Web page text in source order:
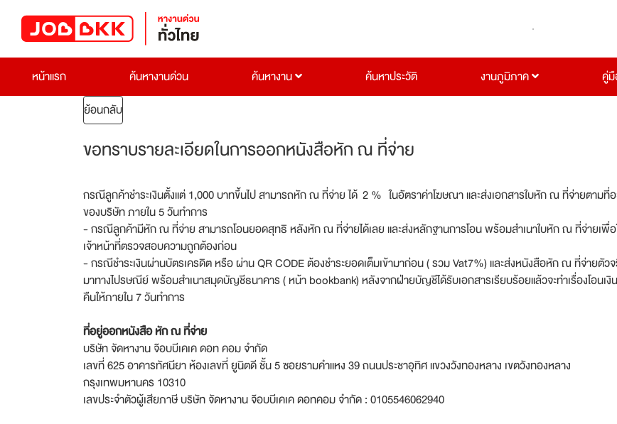
หน้าแรก
ค้นหางานด่วน ค้นหางาน ค้นหาประวัติ งานภูมิภาค คู่
ย้อนกลับ
ขอทราบรายละเอียดในการออกหนังสือหัก ณ ที่จ่าย
กรณีลูกค้าชำระเงินตั้งแต่ 1,000 บาทขึ้นไป สามารถหัก ณ ที่จ่าย ได้ 2 % ในอัตราค่าโฆษณา และส่งเอกสารใบหัก ณ ที่จ่ายตามที่
ของบริษัท ภายใน 5 วันทำการ
- กรณีลูกค้ามีหัก ณ ที่จ่าย สามารถโอนยอดสุทธิ หลังหัก ณ ที่จ่ายได้เลย และส่งหลักฐานการโอน พร้อมสำเนาใบหัก ณ ที่จ่ายเพื่อ
เจ้าหน้าที่ตรวจสอบความถูกต้องก่อน
- กรณีชำระเงินผ่านบัตรเครดิต หรือ ผ่าน QR CODE ต้องชำระยอดเต็มเข้ามาก่อน ( รวม Vat7%) และส่งหนังสือหัก ณ ที่จ่ายตัว
มาทางไปรษณีย์ พร้อมสำเนาสมุดบัญชีธนาคาร ( หน้า bookbank) หลังจากฝ่ายบัญชีได้รับเอกสารเรียบร้อยแล้วจะทำเรื่องโอนเงิน
คืนให้ภายใน 7 วันทำการ
ที่อยู่ออกหนังสือ หัก ณ ที่จ่าย
บริษัท จัดหางาน จ๊อบบีเคเค ดอท คอม จำกัด
เลขที่ 625 อาคารทัศนียา ห้องเลขที่ ยูนิตดี ชั้น 5 ซอยรามคำแหง 39 ถนนประชาอุทิศ แขวงวังทองหลาง เขตวังทองหลาง
กรุงเทพมหานคร 10310
เลขประจำตัวผู้เสียภาษี บริษัท จัดหางาน จ๊อบบีเคเค ดอทคอม จำกัด : 0105546062940